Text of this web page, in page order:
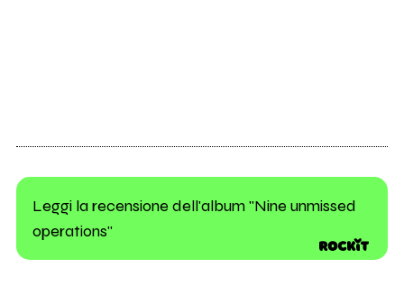
Leggi la recensione dell'album "Nine unmissed
operations"